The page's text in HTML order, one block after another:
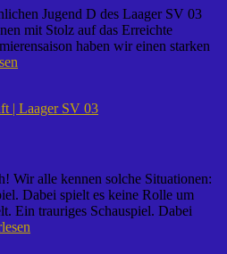
Jugend D des Laager SV 03
mit Stolz auf das Erreichte
haben wir einen starken
| Laager SV 03
Wir alle kennen solche Situationen:
Dabei spielt es keine Rolle um
Ein trauriges Schauspiel. Dabei